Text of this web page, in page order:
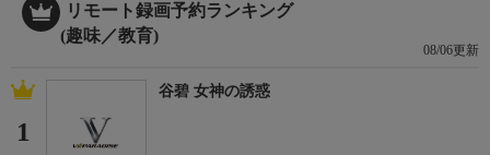
リモート録画予約ランキング
(趣味／教育)
08/06更新
1
谷碧 女神の誘惑